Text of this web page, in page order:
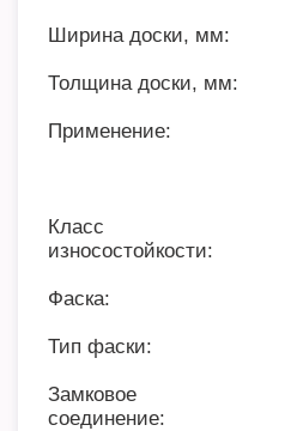
Ширина доски, мм:
Толщина доски, мм:
Применение:
Класс
износостойкости:
Фаска:
Тип фаски:
Замковое
соединение: